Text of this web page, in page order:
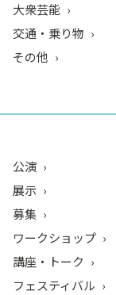
大衆芸能
交通・乗り物
その他
公演
展示
募集
ワークショップ
講座・トーク
フェスティバル